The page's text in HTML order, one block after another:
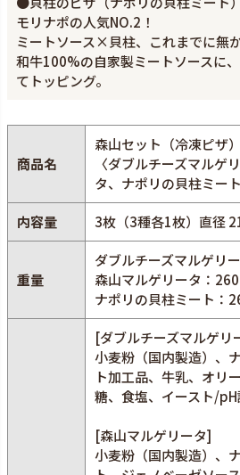
モリナポの人気NO.2！
ミートソース×貝柱、これまでに無
和牛100%の自家製ミートソースに
てトッピング。
商品名
森山セット（冷凍ピザ）
〈ダブルチーズマルゲ
タ、ナポリの貝柱ミート
内容量 3枚（3種各1枚）直径
重量
ダブルチーズマルゲリ
森山マルゲリータ：
ナポリの貝柱ミート：
[ダブルチーズマルゲリ
小麦粉（国内製造）、
ト加工品、牛乳、オリ
糖、食塩、イースト/
[森山マルゲリータ]
小麦粉（国内製造）、